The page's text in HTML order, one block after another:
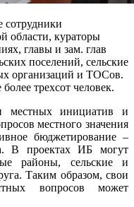
сотрудники
области, кураторы
главы и зам. глав
поселений, сельские
организаций и ТОСов.
трехсот человек.
местных инициатив и
местного значения
бюджетирование –
В проектах ИБ могут
районы, сельские и
Таким образом, свои
вопросов может